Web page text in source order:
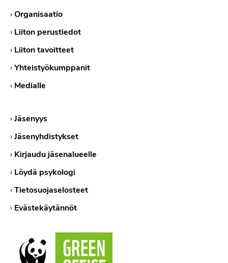
›Organisaatio
› Liiton perustiedot
› Liiton tavoitteet
›Yhteistyökumppanit
› Medialle
›Jäsenyys
›Jäsenyhdistykset
› Kirjaudu jäsenalueelle
› Löydä psykologi
›Tietosuojaselosteet
› Evästekäytännöt